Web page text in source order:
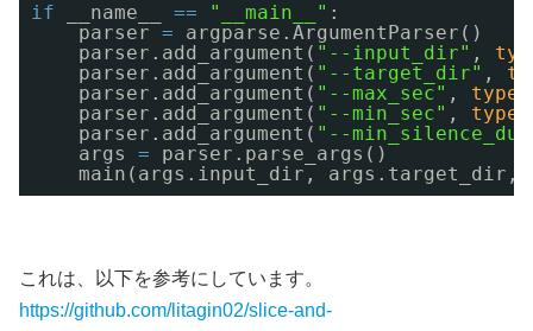
if __name__ == "__main__" :
parser =
argparse.ArgumentParser()
parser.add_argument( "--input_dir" ,
parser.add_argument( "--target_dir" ,
parser.add_argument( "--max_sec" , type
parser.add_argument( "--min_sec" , type
parser.add_argument( "--
args =
parser.parse_args()
main(args.input_dir, args.target_dir,
これは、以下を参考にしています。
https://github.com/litagin02/slice-and-